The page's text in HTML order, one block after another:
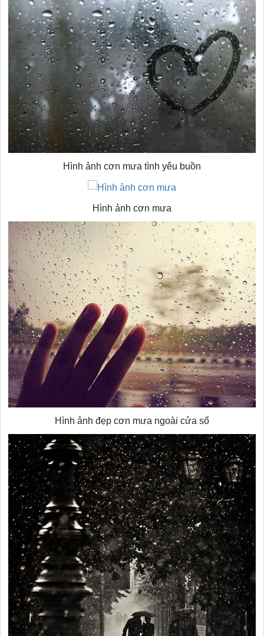
Hình ảnh cơn mưa tình yêu buồn
Hình ảnh cơn mưa
Hình ảnh đẹp cơn mưa ngoài cửa sổ